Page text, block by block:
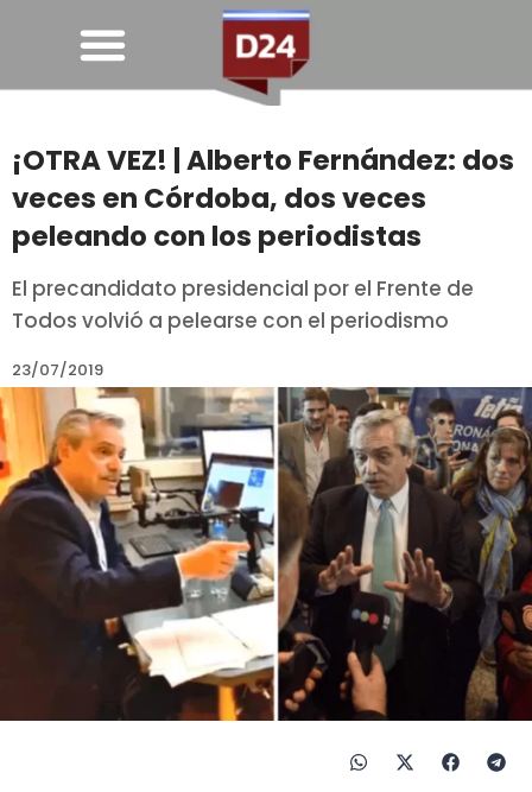
¡OTRA VEZ! | Alberto Fernández: dos
veces en Córdoba, dos veces
peleando con los periodistas
El precandidato presidencial por el Frente de
Todos volvió a pelearse con el periodismo
23/07/2019